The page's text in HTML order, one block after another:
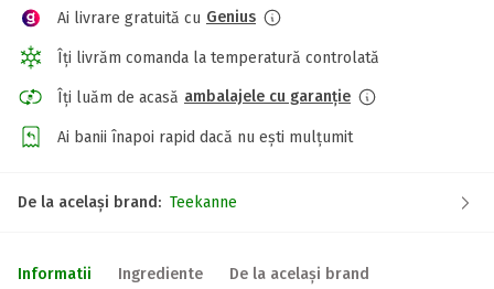
Ai livrare gratuită cu Genius
Îți livrăm comanda la temperatură controlată
Îți luăm de acasă ambalajele cu garanție
Ai banii înapoi rapid dacă nu ești mulțumit
De la același brand: Teekanne
Informatii Ingrediente De la același brand